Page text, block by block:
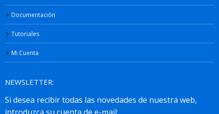
Documentación
Tutoriales
Mi Cuenta
NEWSLETTER: